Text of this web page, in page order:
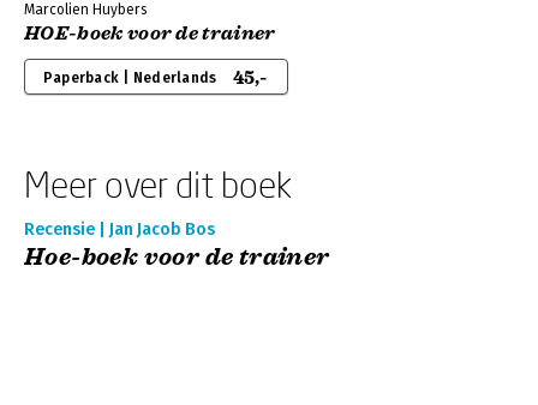
Marcolien Huybers
HOE-boek voor de trainer
Paperback | Nederlands 45,-
Meer over dit boek
Recensie | Jan Jacob Bos
Hoe-boek voor de trainer